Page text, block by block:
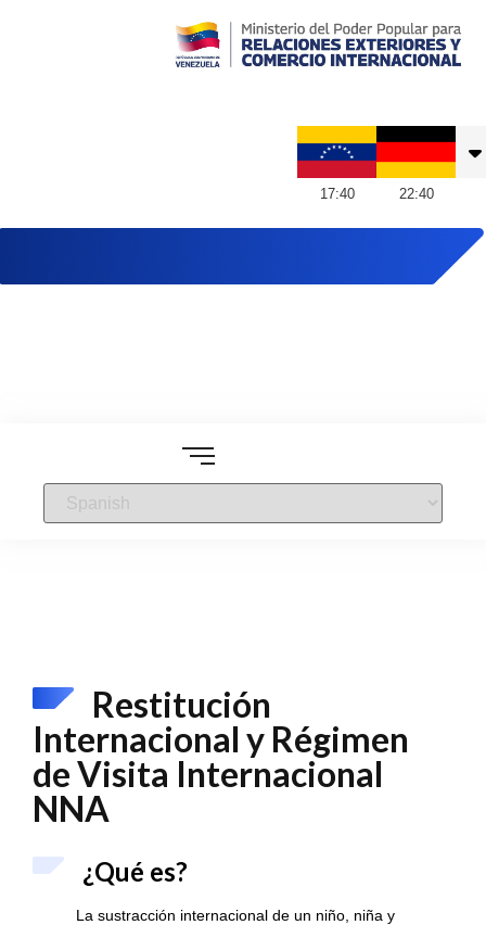
17:40 22:40
Restitución
Internacional y Régimen
de Visita Internacional
NNA
¿Qué es?
La sustracción internacional de un niño, niña y